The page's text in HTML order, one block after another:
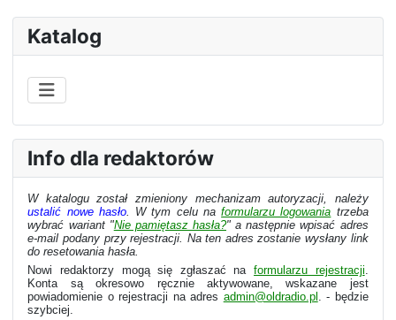
Katalog
Info dla redaktorów
W katalogu został zmieniony mechanizam autoryzacji, należy
ustalić nowe hasło. W tym celu naformularzu logowania trzeba
wybrać wariant "Nie pamiętasz hasła?" a następnie wpisać adres
e-mail podany przy rejestracji. Na ten adres zostanie wysłany link
do resetowania hasła.
Nowi redaktorzy mogą się zgłaszać naformularzu rejestracji
Konta są okresowo ręcznie aktywowane, wskazane jest
powiadomienie o rejestracji na adres admin@oldradio.pl
. - będzie
szybciej.